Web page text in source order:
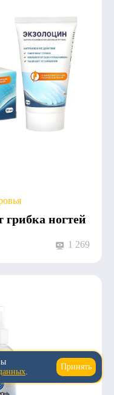
грибка ногтей
1 269
↑
.
Принять